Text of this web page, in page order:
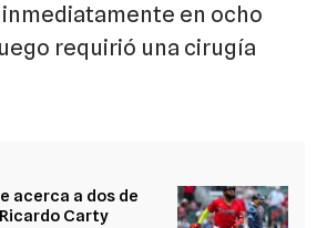
en ocho
requirió una cirugía
acerca a dos de
Carty